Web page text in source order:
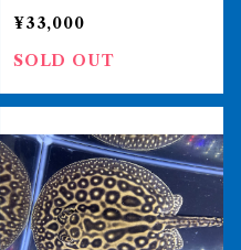
前後
¥33,000
SOLD OUT